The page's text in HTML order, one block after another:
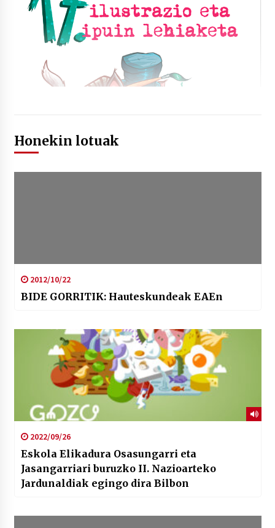
Honekin lotuak
2012/10/22
BIDE GORRITIK: Hauteskundeak EAEn
2022/09/26
Eskola Elikadura Osasungarri eta
Jasangarriari buruzko II. Nazioarteko
Jardunaldiak egingo dira Bilbon